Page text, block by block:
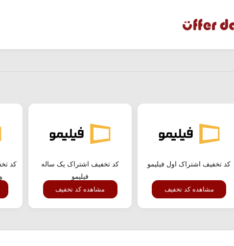
کد تخفیف اشتراک اول فیلیمو
مشاهده کد تخفیف
کد تخفیف اشتراک یک ساله
فیلیمو
مشاهده کد تخفیف